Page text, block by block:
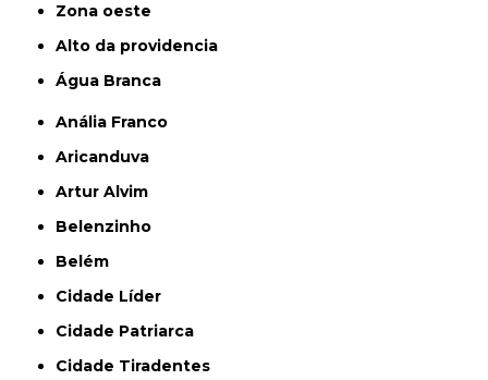
Zona oeste
alto da providencia
Água Branca
Anália Franco
Aricanduva
Artur Alvim
Belenzinho
Belém
Cidade Líder
Cidade Patriarca
Cidade Tiradentes